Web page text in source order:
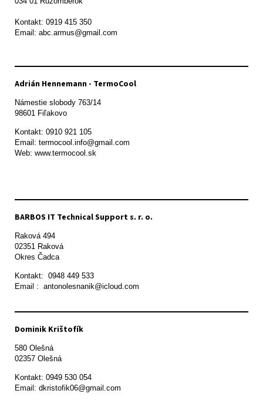
Kontakt: 0919 415 350
Adrián Hennemann - TermoCool
Námestie slobody 763/14
98601 Fiľakovo
Kontakt: 0910 921 105
Email: termocool.info@gmail.com
Web: www.termocool.sk
BARBOS IT Technical Support s. r. o.
Raková 494
02351 Raková
Okres Čadca
Kontakt:  0948 449 533
Email :  antonolesnanik@icloud.com
Dominik Krištofík
580 Olešná
Kontakt: 0949 530 054
Email: dkristofik06@gmail.com